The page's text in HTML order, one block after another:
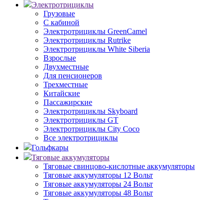
Электротрициклы
Грузовые
С кабиной
Электротрициклы GreenCamel
Электротрициклы Rutrike
Электротрициклы White Siberia
Взрослые
Двухместные
Для пенсионеров
Трехместные
Китайские
Пассажирские
Электротрициклы Skyboard
Электротрициклы GT
Электротрициклы City Coco
Все электротрициклы
Гольфкары
Тяговые аккумуляторы
Тяговые свинцово-кислотные аккумуляторы
Тяговые аккумуляторы 12 Вольт
Тяговые аккумуляторы 24 Вольт
Тяговые аккумуляторы 48 Вольт